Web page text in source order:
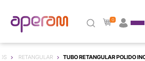
0
RETANGULAR TUBO RETANGULAR POLIDO